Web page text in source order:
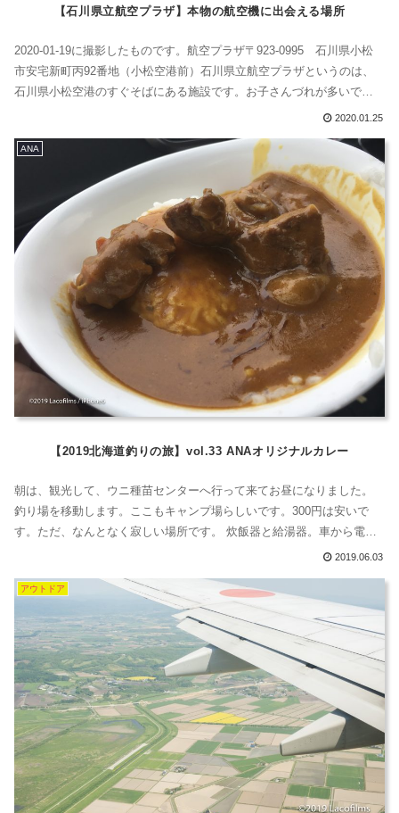
【石川県立航空プラザ】本物の航空機に出会える場所
2020-01-19に撮影したものです。航空プラザ〒923-0995 石川県小松
市安宅新町丙92番地（小松空港前）石川県立航空プラザというのは、
石川県小松空港のすぐそばにある施設です。お子さんづれが多いです
がマニアの人なら大人の人でも楽しめるんじゃないでしょうか。日本
海側唯一の航空資料館入り口の前に本物の展示この日は無料の日でし
2020.01.25
ANA
【2019北海道釣りの旅】vol.33 ANAオリジナルカレー
朝は、観光して、ウニ種苗センターへ行って来てお昼になりました。
釣り場を移動します。ここもキャンプ場らしいです。300円は安いで
す。ただ、なんとなく寂しい場所です。 炊飯器と給湯器。車から電源
を取れるため、家電製品での調理が可能です。ご飯を炊いて、ケルト
ので、また釣ります。とりあえず、昼はカレーにします。このカレー
知ってますか？本当に、具...
2019.06.03
アウトドア